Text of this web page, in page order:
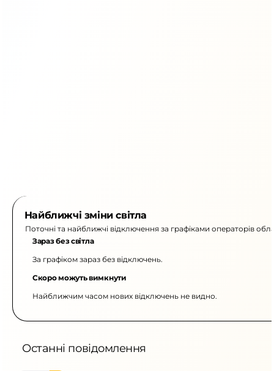
Найближчі зміни світла
Поточні та найближчі відключення за графіками операторів
Зараз без світла
За графіком зараз без відключень.
Скоро можуть вимкнути
Найближчим часом нових відключень не видно.
Останні повідомлення